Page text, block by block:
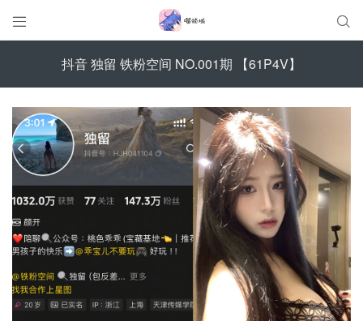
 
抖音 独留 铁粉空间 NO.001期 【61P4V】